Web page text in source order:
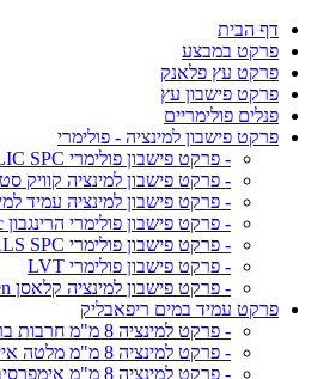
דף הבית
פרקט במבצע
פרקט עץ פלאנק
פרקט פישבון עץ
פנלים פולימריים
פרקט פישבון למינציה - פולימרי
- פרקט פישבון פולימרי REPUBLIC SPC נגד מים
- פרקט פישבון למינציה קוויק
- פרקט פישבון למינציה עמיד
- פרקט פישבון פולימרי הרינגבון spc נגד מים
- פרקט פישבון פולימרי ORIGINALS SPC נגד מים
- פרקט פישבון פולימרי LVT
- פרקט פישבון למינציה קלאסן Classen
פרקט עמיד במים ריפאבליק
- פרקט למינציה 8 מ"מ חרבות ברזל
- פרקט למינציה 8 מ"מ מלטה איילנד
- פרקט למינציה 8 מ"מ אימפרסיב פלוס